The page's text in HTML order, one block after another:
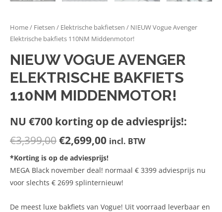
Home/ Fietsen / Elektrische bakfietsen / NIEUW Vogue Avenger
Elektrische bakfiets 110NM Middenmotor!
NIEUW VOGUE AVENGER
ELEKTRISCHE BAKFIETS
110NM MIDDENMOTOR!
NU €700 korting op de adviesprijs!:
€3,399,00€2,699,00 incl. BTW
*Korting is op de adviesprijs!
MEGA Black november deal! normaal € 3399 adviesprijs nu
voor slechts € 2699 splinternieuw!
De meest luxe bakfiets van Vogue! Uit voorraad leverbaar en